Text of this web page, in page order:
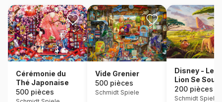
Cérémonie du
Thé Japonaise
500 pièces
Vide Grenier
500 pièces
Schmidt Spiele
Disney - Le
Lion Se
De Qui Vous
- Eco-
200 pièces
Schmidt Spiele